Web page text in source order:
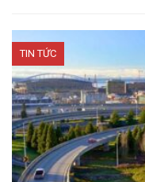
TIN TỨC